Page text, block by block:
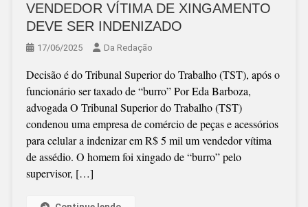
VENDEDOR VÍTIMA DE XINGAMENTO
DEVE SER INDENIZADO
17/06/2025 Da Redação
Decisão é do Tribunal Superior do Trabalho (TST), após o
funcionário ser taxado de “burro” Por Eda Barboza,
advogada O Tribunal Superior do Trabalho (TST)
condenou uma empresa de comércio de peças e acessórios
para celular a indenizar em R$ 5 mil um vendedor vítima
de assédio. O homem foi xingado de “burro” pelo
supervisor, […]